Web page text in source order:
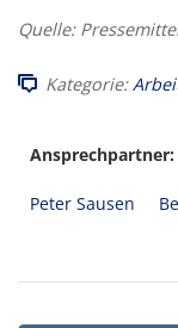
Quelle:
Kategorie:
Ansprechpartner:
Peter Sausen